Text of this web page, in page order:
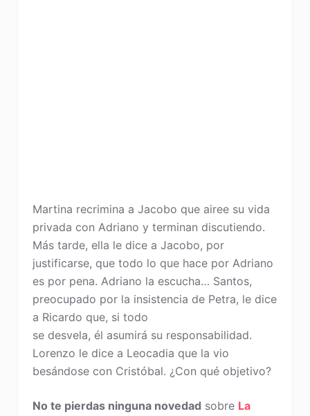
Martina recrimina a Jacobo que airee su vida
privada con Adriano y terminan discutiendo.
Más tarde, ella le dice a Jacobo, por
justificarse, que todo lo que hace por Adriano
es por pena. Adriano la escucha… Santos,
preocupado por la insistencia de Petra, le dice
a Ricardo que, si todo
se desvela, él asumirá su responsabilidad.
Lorenzo le dice a Leocadia que la vio
besándose con Cristóbal. ¿Con qué objetivo?
No te pierdas ninguna novedad sobre La